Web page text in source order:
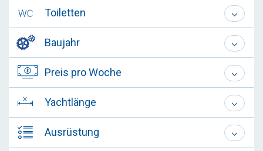
Toiletten
Baujahr
Preis pro Woche
Yachtlänge
Ausrüstung